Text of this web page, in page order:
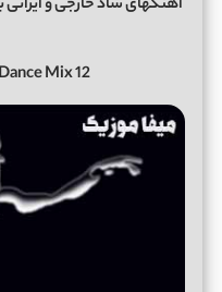
Mix 12